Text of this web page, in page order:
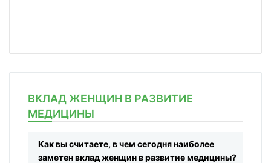
ВКЛАД ЖЕНЩИН В РАЗВИТИЕ
МЕДИЦИНЫ
Как вы считаете, в чем сегодня наиболее
заметен вклад женщин в развитие медицины?